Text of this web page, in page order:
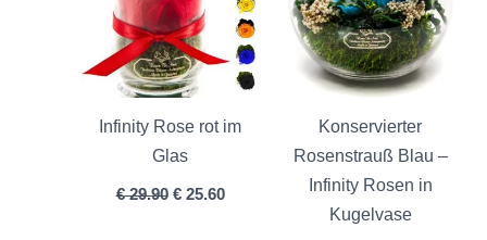
Infinity Rose rot im
Glas
€29.90 €25.60
Konservierter
Rosenstrauß Blau –
Infinity Rosen in
Kugelvase